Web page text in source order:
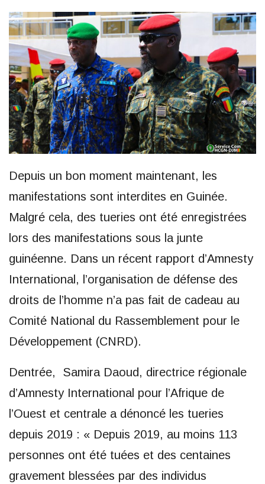
Depuis un bon moment maintenant, les
manifestations sont interdites en Guinée.
Malgré cela, des tueries ont été enregistrées
lors des manifestations sous la junte
guinéenne. Dans un récent rapport d’Amnesty
International, l’organisation de défense des
droits de l’homme n’a pas fait de cadeau au
Comité National du Rassemblement pour le
Développement (CNRD).
Dentrée, Samira Daoud, directrice régionale
d’Amnesty International pour l’Afrique de
l’Ouest et centrale a dénoncé les tueries
depuis 2019 : « Depuis 2019, au moins 113
personnes ont été tuées et des centaines
gravement blessées par des individus